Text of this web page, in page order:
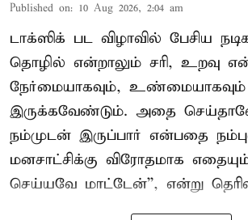
Published on: 10 Aug 2026, 2:04 am
டாக்ஸிக் பட விழாவில் பேசிய
தொழில் என்றாலும் சரி, உறவு
நேர்மையாகவும், உண்மையாகவும்
இருக்கவேண்டும். அதை
நம்முடன் இருப்பார் என்பதை
மனசாட்சிக்கு விரோதமாக
செய்யவே மாட்டேன்'', என்று